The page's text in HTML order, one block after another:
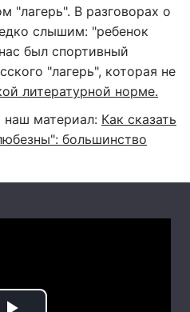
"лагерь". В разговорах о
слышим: "ребенок
был спортивный
"лагерь", которая не
литературной норме.
наш материал: Как сказать
большинство